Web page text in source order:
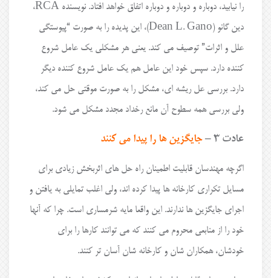
را نیابید، دوباره و دوباره و دوباره اتفاق خواهد افتاد. نویسنده RCA،
دین گانو (Dean L. Gano)، این پدیده را به صورت “پیوستگی
علل و اثرات” توصیف می کند. یعنی هر مشکلی یک عامل شروع
کننده دارد. سپس خود این عامل هم یک عامل شروع کننده دیگر
دارد. بررسی عل ریشه ای، مشکل را به صورت موقتی حل می کند،
ولی بررسی همه سطوح آن مانع رخداد مجدد مشکل می شود.
عادت ۳ – جایگزین ها را پیدا می کنند
اگرچه مهندسان قابلیت اطمینان راه حل های اثربخش زیادی برای
مسایل تکراری کارخانه ها پیدا کرده اند، ولی اغلب تمایلی به یافتن و
اجرای جایگزین ها ندارند. این واقعا مایه شرمساری است. چرا که آنها
خود را از منابعی محروم می کنند که می توانند کارها را برای
خودشان، همکاران شان و کارخانه شان آسان تر کنند.